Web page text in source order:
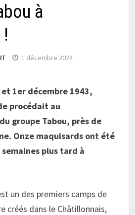
à
1 décembre 2024
1er décembre 1943,
procédait au
groupe Tabou, près de
Onze maquisards ont été
plus tard à
un des premiers camps de
créés dans le Châtillonnais,